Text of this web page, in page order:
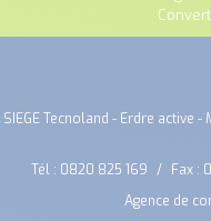
SIEGE Tecnoland - Erdre active
Tél : 0820 825 169 Fax :
Agence de